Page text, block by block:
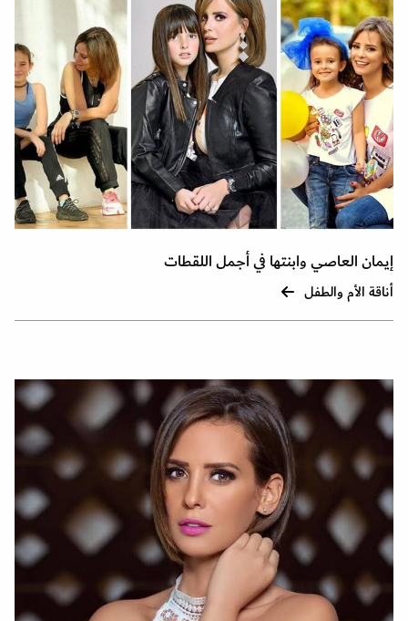
إيمان العاصي وابنتها في أجمل اللقطات
أناقة الأم والطفل